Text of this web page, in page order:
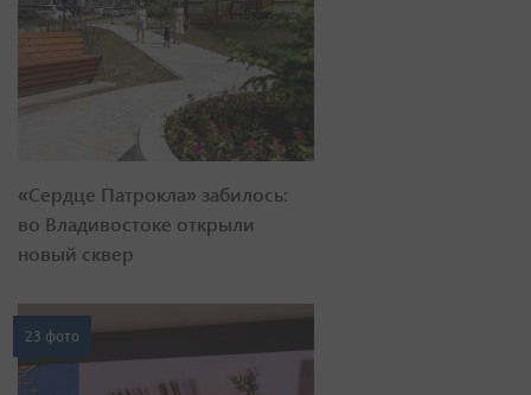
«Сердце Патрокла» забилось:
во Владивостоке открыли
новый сквер
23 фото